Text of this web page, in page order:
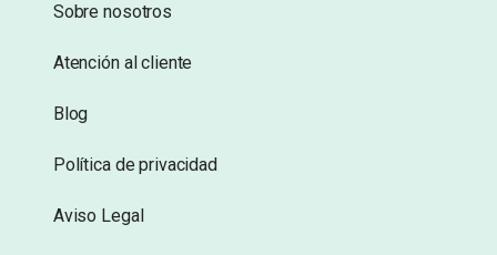
Sobre nosotros
Atención al cliente
Blog
Política de privacidad
Aviso Legal